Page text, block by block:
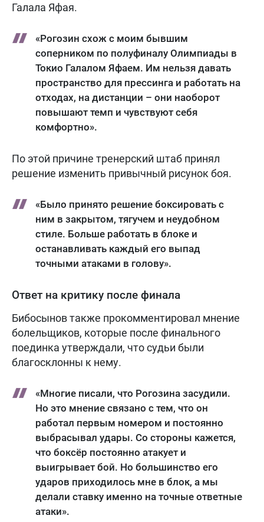
Галала Яфая.
«Рогозин схож с моим бывшим
соперником по полуфиналу Олимпиады в
Токио Галалом Яфаем. Им нельзя давать
пространство для прессинга и работать на
отходах, на дистанции – они наоборот
повышают темп и чувствуют себя
комфортно».
По этой причине тренерский штаб принял
решение изменить привычный рисунок боя.
«Было принято решение боксировать с
ним в закрытом, тягучем и неудобном
стиле. Больше работать в блоке и
останавливать каждый его выпад
точными атаками в голову».
Ответ на критику после финала
Бибосынов также прокомментировал мнение
болельщиков, которые после финального
поединка утверждали, что судьи были
благосклонны к нему.
«Многие писали, что Рогозина засудили.
Но это мнение связано с тем, что он
работал первым номером и постоянно
выбрасывал удары. Со стороны кажется,
что боксёр постоянно атакует и
выигрывает бой. Но большинство его
ударов приходилось мне в блок, а мы
делали ставку именно на точные ответные
атаки».